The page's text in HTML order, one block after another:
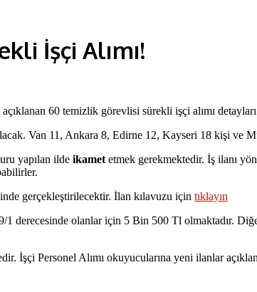
İşçi Alımı!
60 temizlik görevlisi sürekli işçi alımı
Van 11, Ankara 8, Edirne 12, Kayseri 18 kişi ve
yapılan ilde ikamet etmek gerekmektedir. İş ilanı
gerçekleştirilecektir. İlan kılavuzu için tıklayın
1 derecesinde olanlar için 5 Bin 500 Tl olmaktadır.
İşçi Personel Alımı okuyucularına yeni ilanlar